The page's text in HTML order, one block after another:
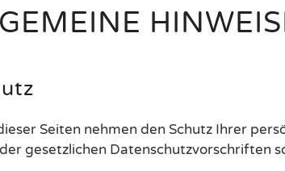
Seiten nehmen den Schutz Ihrer
gesetzlichen Datenschutzvorschriften